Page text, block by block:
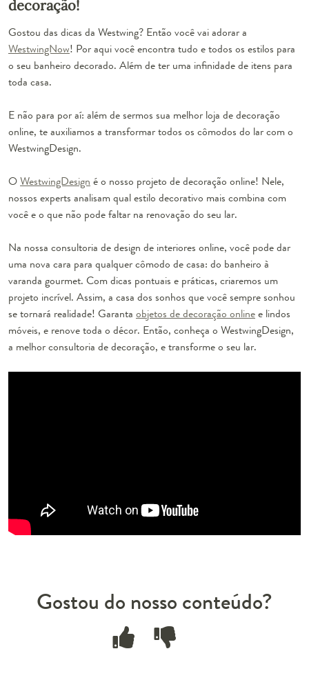
decoração!
Gostou das dicas da Westwing? Então você vai adorar a
WestwingNow! Por aqui você encontra tudo e todos os estilos para
o seu banheiro decorado. Além de ter uma infinidade de itens para
toda casa.
E não para por aí: além de sermos sua melhor loja de decoração
online, te auxiliamos a transformar todos os cômodos do lar com o
WestwingDesign.
OWestwingDesign é o nosso projeto de decoração online! Nele,
nossos experts analisam qual estilo decorativo mais combina com
você e o que não pode faltar na renovação do seu lar.
Na nossa consultoria de design de interiores online, você pode dar
uma nova cara para qualquer cômodo de casa: do banheiro à
varanda gourmet. Com dicas pontuais e práticas, criaremos um
projeto incrível. Assim, a casa dos sonhos que você sempre sonhou
se tornará realidade! Garanta objetos de decoração onlinee lindos
móveis, e renove toda o décor. Então, conheça o WestwingDesign,
a melhor consultoria de decoração, e transforme o seu lar.
Gostou do nosso conteúdo?